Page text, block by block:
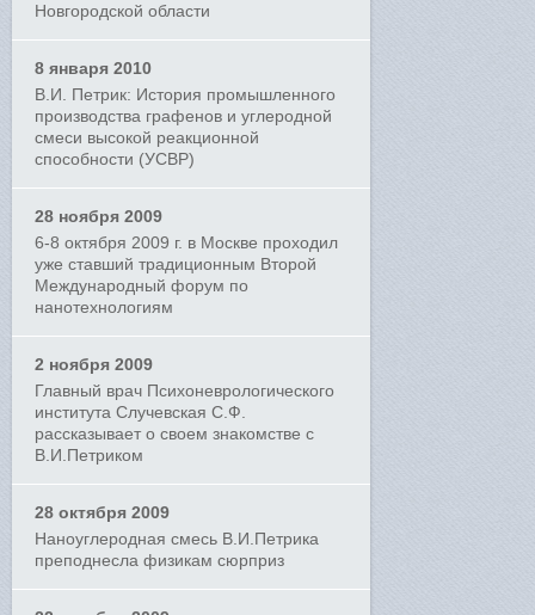
Новгородской области
8 января 2010
В.И. Петрик: История промышленного
производства графенов и углеродной
смеси высокой реакционной
способности (УСВР)
28 ноября 2009
6-8 октября 2009 г. в Москве проходил
уже ставший традиционным Второй
Международный форум по
нанотехнологиям
2 ноября 2009
Главный врач Психоневрологического
института Случевская С.Ф.
рассказывает о своем знакомстве с
В.И.Петриком
28 октября 2009
Наноуглеродная смесь В.И.Петрика
преподнесла физикам сюрприз